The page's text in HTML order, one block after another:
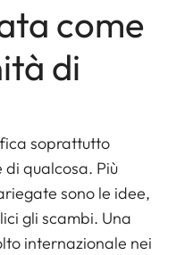
come
di
soprattutto
qualcosa. Più
sono le idee,
gli scambi. Una
internazionale nei